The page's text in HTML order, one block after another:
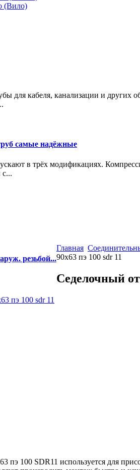
(Вило)
для кабеля, канализации и
самые надёжные
в трёх модификациях.
резьбой...
Главная
90x63 пэ 100 sdr 11
Седелочный
пэ 100 SDR11 используется для